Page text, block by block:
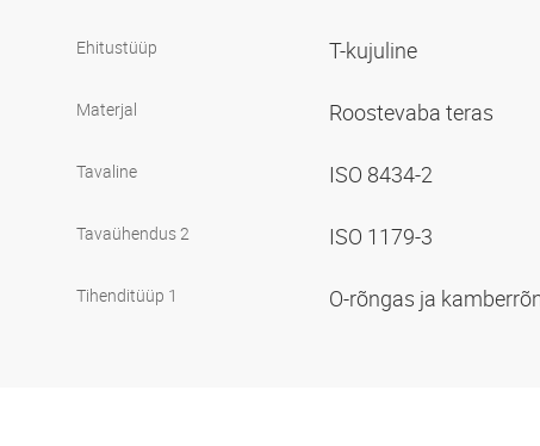
Ehitustüüp T-kujuline
Materjal Roostevaba teras
Tavaline ISO 8434-2
Tavaühendus 2 ISO 1179-3
Tihenditüüp 1 O-rõngas ja